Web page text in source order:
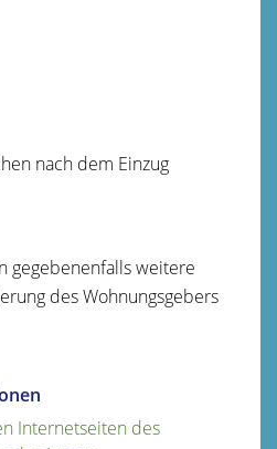
nach dem Einzug
gegebenenfalls weitere
des Wohnungsgebers
Internetseiten des